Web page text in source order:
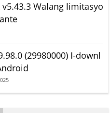
v5.43.3 Walang limitasyo
(29980000) I-downl